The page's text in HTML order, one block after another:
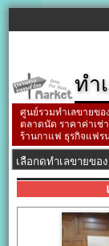
ทำ
ศูนย์รวมทำเลขายข
ตลาดนัด ราคาค่าเช่
ร้านกาแฟ ธุรกิจแฟร